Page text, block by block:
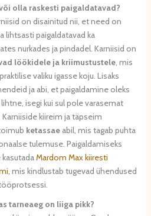
olla raskesti paigaldatavad?
on disainitud nii, et need on
lihtsasti paigaldatavad ka
nurkades ja pindadel. Karniisid on
löökidele ja kriimustustele, mis
valiku igasse koju. Lisaks
ja abi, et paigaldamine oleks
isegi kui sul pole varasemat
kiireim ja täpseim
ketassaeabil, mis tagab puhta
tulemuse. Paigaldamiseks
Mardom Max kiiresti
mis kindlustab tugevad ühendused
tarneaeg on liiga pikk?